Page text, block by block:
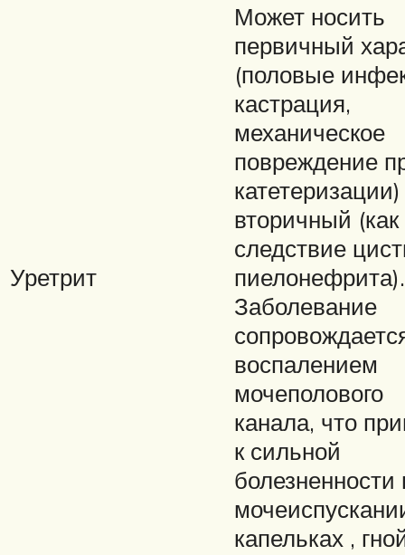
Уретрит
Может носить
первичный
(половые
кастрация,
механическое
повреждение
вторичный (как
следствие
пиелонефрита).
Заболевание
воспалением
мочеполового
канала, что
к сильной
болезненности
капельках ,